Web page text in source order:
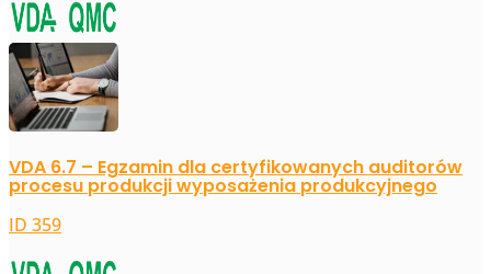
VDA 6.7 – Egzamin dla certyfikowanych auditorów
procesu produkcji wyposażenia produkcyjnego
ID 359